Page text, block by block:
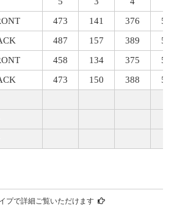
473 141 376
487 157 389
458 134 375
473 150 388
プで詳細ご覧いただけます